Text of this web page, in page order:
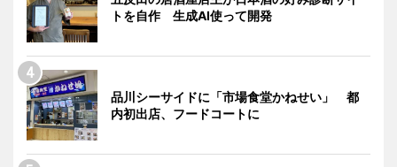
トを自作 生成AI使って開発
品川シーサイドに「市場食堂かねせい」 都
内初出店、フードコートに